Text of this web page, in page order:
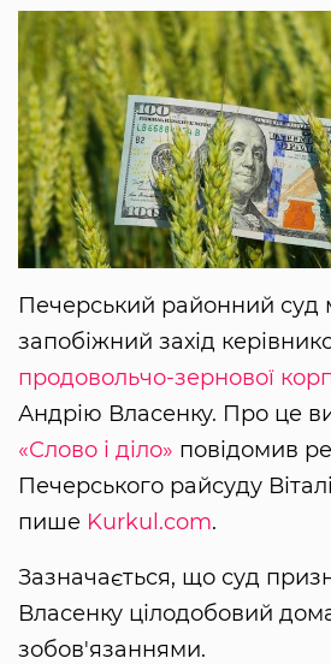
Печерський районний суд
запобіжний захід
продовольчо-зернової
Андрію Власенку. Про це
«Слово і діло» повідомив
Печерського райсуду
пише Kurkul.com.
Зазначається, що суд
Власенку цілодобовий
зобов'язаннями.